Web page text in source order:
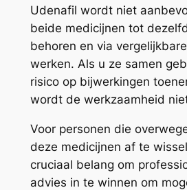
Udenafil wordt niet
beide medicijnen tot
behoren en via
werken. Als u ze samen
risico op bijwerkingen
wordt de werkzaamheid
Voor personen die
deze medicijnen af ​​te
cruciaal belang om
advies in te winnen om